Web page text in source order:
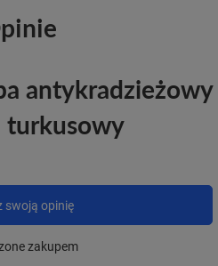
antykradzieżowy
turkusowy
swoją opinię
zakupem